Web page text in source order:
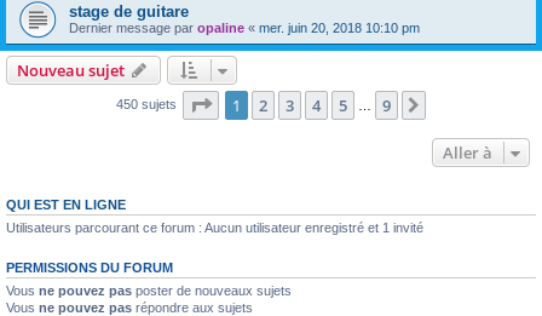
stage de guitare
Dernier message par opaline « mer. juin 20, 2018 10:10 pm
Nouveau sujet
450 sujets Page 1sur9
1 2 3 4 5 9
Aller à
QUI EST EN LIGNE
Utilisateurs parcourant ce forum : Aucun utilisateur enregistré et 1 invité
PERMISSIONS DU FORUM
Vous ne pouvez pas poster de nouveaux sujets
Vous ne pouvez pas répondre aux sujets